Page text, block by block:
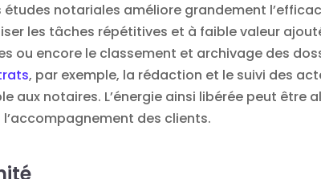
études notariales améliore grandement
les tâches répétitives et à faible valeur
ou encore le classement et archivage des
, par exemple, la rédaction et le suivi des
notaires. L’énergie ainsi libérée peut être
des clients.